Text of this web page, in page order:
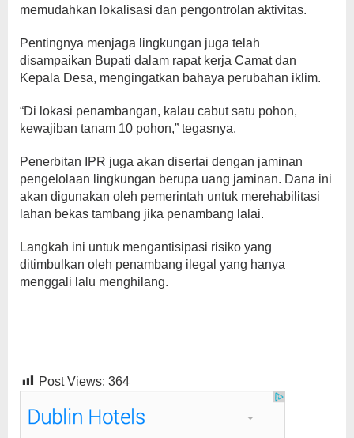
memudahkan lokalisasi dan pengontrolan aktivitas.
Pentingnya menjaga lingkungan juga telah
disampaikan Bupati dalam rapat kerja Camat dan
Kepala Desa, mengingatkan bahaya perubahan iklim.
“Di lokasi penambangan, kalau cabut satu pohon,
kewajiban tanam 10 pohon,” tegasnya.
Penerbitan IPR juga akan disertai dengan jaminan
pengelolaan lingkungan berupa uang jaminan. Dana ini
akan digunakan oleh pemerintah untuk merehabilitasi
lahan bekas tambang jika penambang lalai.
Langkah ini untuk mengantisipasi risiko yang
ditimbulkan oleh penambang ilegal yang hanya
menggali lalu menghilang.
Post Views: 364